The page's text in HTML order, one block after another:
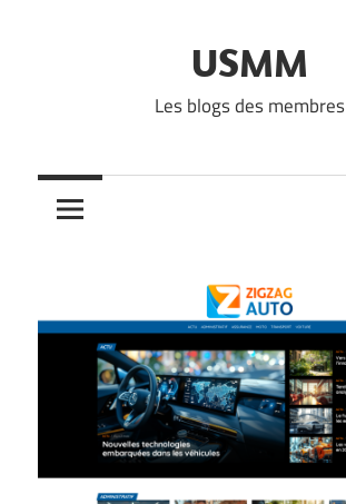
USMM
Les blogs des membres